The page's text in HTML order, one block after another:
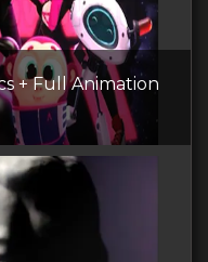
+ Full Animation